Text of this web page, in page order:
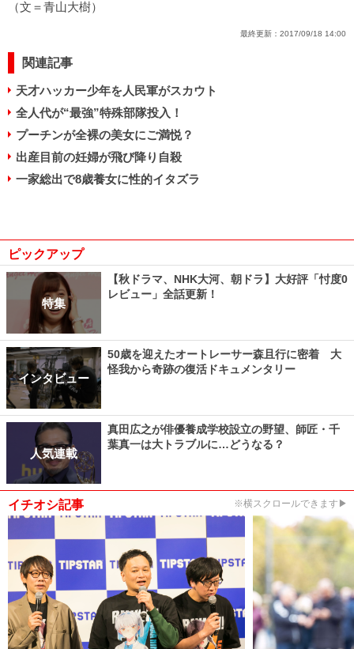
（文＝青山大樹）
最終更新： 2017/09/18 14:00
関連記事
天才ハッカー少年を人民軍がスカウト
全人代が“最強”特殊部隊投入！
プーチンが全裸の美女にご満悦？
出産目前の妊婦が飛び降り自殺
一家総出で8歳養女に性的イタズラ
ピックアップ
特集
【秋ドラマ、NHK大河、朝ドラ】大好評「忖度0
レビュー」全話更新！
インタビュー
50歳を迎えたオートレーサー森且行に密着 大
怪我から奇跡の復活ドキュメンタリー
人気連載
真田広之が俳優養成学校設立の野望、師匠・千
葉真一は大トラブルに…どうなる？
イチオシ記事 ※横スクロールできます▶